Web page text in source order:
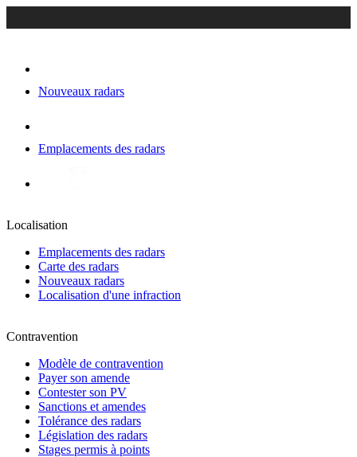
Nouveaux radars
Emplacements des radars
Localisation
Emplacements des radars
Carte des radars
Nouveaux radars
Localisation d'une infraction
Contravention
Modèle de contravention
Payer son amende
Contester son PV
Sanctions et amendes
Tolérance des radars
Législation des radars
Stages permis à points